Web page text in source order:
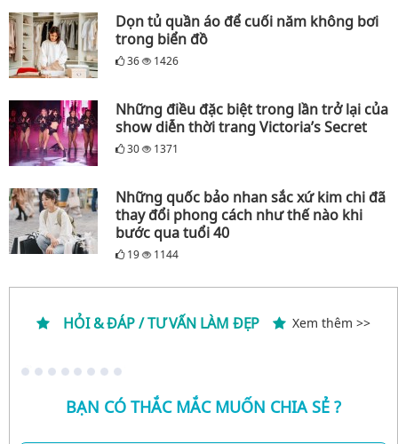
Dọn tủ quần áo để cuối năm không bơi
trong biển đồ
36 1426
Những điều đặc biệt trong lần trở lại của
show diễn thời trang Victoria’s Secret
30 1371
Những quốc bảo nhan sắc xứ kim chi đã
thay đổi phong cách như thế nào khi
bước qua tuổi 40
19 1144
HỎI & ĐÁP / TƯ VẤN LÀM ĐẸP Xem thêm >>
BẠN CÓ THẮC MẮC MUỐN CHIA SẺ ?